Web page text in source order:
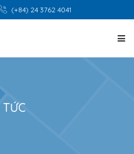
(+84) 24 3762 4041